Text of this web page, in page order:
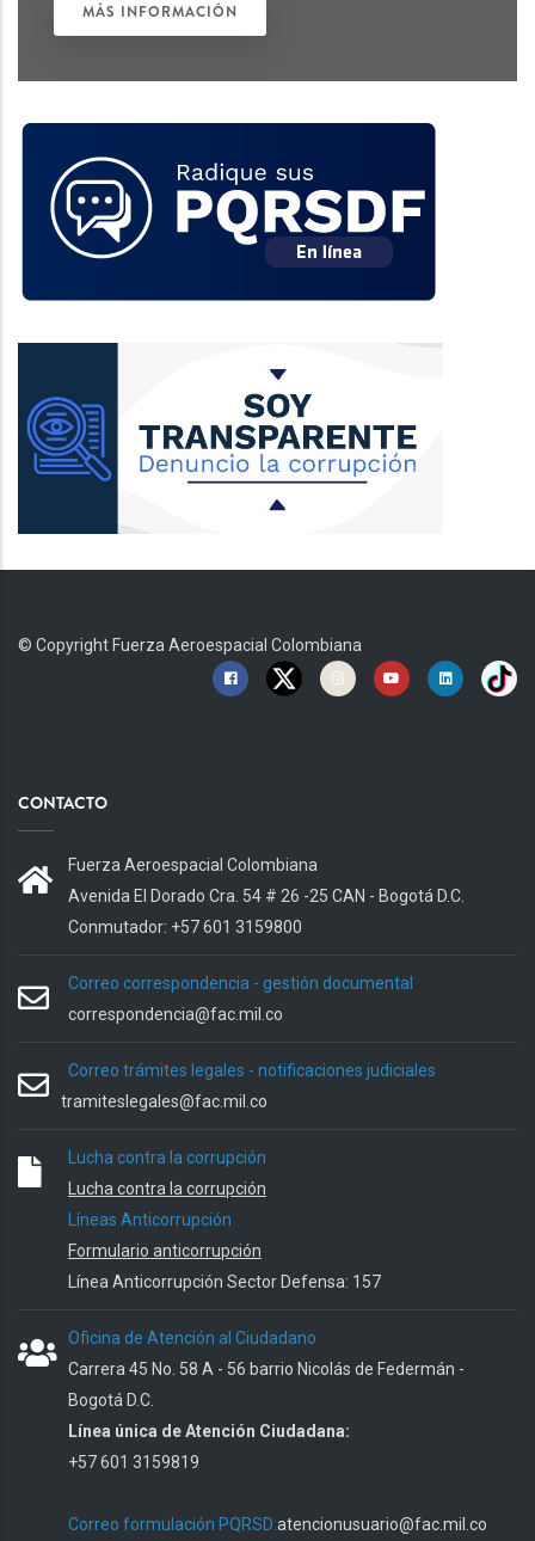
MÁS INFORMACIÓN
© Copyright Fuerza Aeroespacial Colombiana
CONTACTO
Fuerza Aeroespacial Colombiana
Avenida El Dorado Cra. 54 # 26 -25 CAN - Bogotá D.C.
Conmutador: +57 601 3159800
Correo correspondencia - gestión documental
correspondencia@fac.mil.co
Correo trámites legales - notificaciones judiciales
tramiteslegales@fac.mil.co
Lucha contra la corrupción
Lucha contra la corrupción
Líneas Anticorrupción
Formulario anticorrupción
Línea Anticorrupción Sector Defensa: 157
Oficina de Atención al Ciudadano
Carrera 45 No. 58 A - 56 barrio Nicolás de Federmán -
Bogotá D.C.
Línea única de Atención Ciudadana:
+57 601 3159819
Correo formulación PQRSD:atencionusuario@fac.mil.co